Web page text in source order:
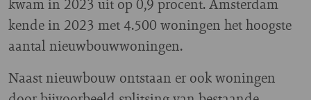
kende in 2023 met 4.500 woningen het hoogste
aantal nieuwbouwwoningen.
Naast nieuwbouw ontstaan er ook woningen